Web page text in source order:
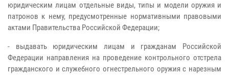
юридическим лицам отдельные виды, типы и модели оружия и
патронов к нему, предусмотренные нормативными правовыми
актами Правительства Российской Федерации;
- выдавать юридическим лицам и гражданам Российской
Федерации направления на проведение контрольного отстрела
гражданского и служебного огнестрельного оружия с нарезным